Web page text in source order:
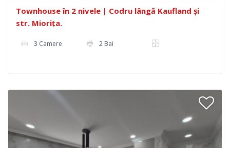
Townhouse în 2 nivele | Codru lângă Kaufland și
str. Miorița.
3 Camere 2 Bai